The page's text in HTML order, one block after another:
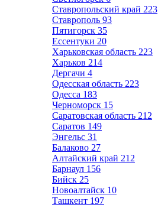
Ставропольский край 223
Ставрополь 93
Пятигорск 35
Ессентуки 20
Харьковская область 223
Харьков 214
Дергачи 4
Одесская область 223
Одесса 183
Черноморск 15
Саратовская область 212
Саратов 149
Энгельс 31
Балаково 27
Алтайский край 212
Барнаул 156
Бийск 25
Новоалтайск 10
Ташкент 197